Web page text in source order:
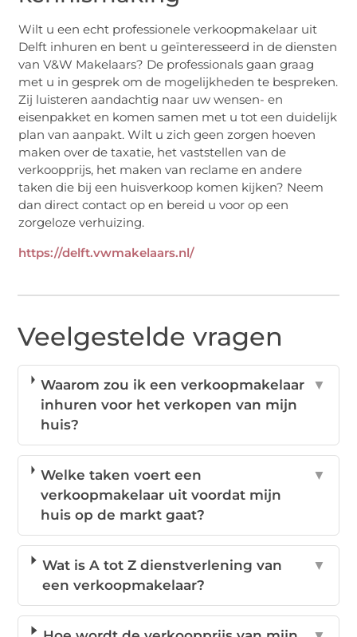
Wilt u een echt professionele verkoopmakelaar uit
Delft inhuren en bent u geïnteresseerd in de diensten
van V&W Makelaars? De professionals gaan graag
met u in gesprek om de mogelijkheden te bespreken.
Zij luisteren aandachtig naar uw wensen- en
eisenpakket en komen samen met u tot een duidelijk
plan van aanpakt. Wilt u zich geen zorgen hoeven
maken over de taxatie, het vaststellen van de
verkoopprijs, het maken van reclame en andere
taken die bij een huisverkoop komen kijken? Neem
dan direct contact op en bereid u voor op een
zorgeloze verhuizing.
https://delft.vwmakelaars.nl/
Veelgestelde vragen
Waarom zou ik een verkoopmakelaar
inhuren voor het verkopen van mijn
huis?
▼
Welke taken voert een
verkoopmakelaar uit voordat mijn
huis op de markt gaat?
▼
Wat is A tot Z dienstverlening van
een verkoopmakelaar?
▼